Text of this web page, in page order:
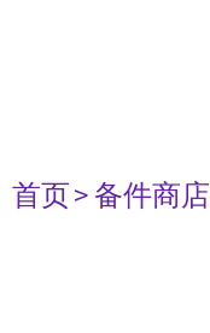
首页> 备件商店